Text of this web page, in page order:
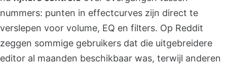
nummers: punten in effectcurves zijn direct te
verslepen voor volume, EQ en filters. Op Reddit
zeggen sommige gebruikers dat die uitgebreidere
editor al maanden beschikbaar was, terwijl anderen